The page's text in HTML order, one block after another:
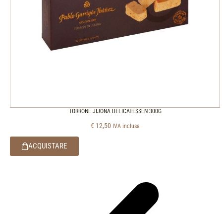
TORRONE JIJONA DELICATESSEN 300G
€ 12,50 IVA inclusa
ACQUISTARE